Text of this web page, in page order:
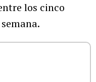
los cinco